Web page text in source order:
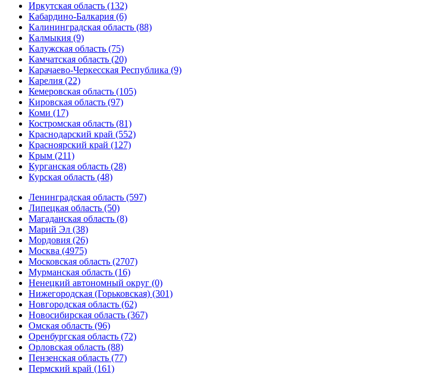
Иркутская область (132)
Кабардино-Балкария (6)
Калининградская область (88)
Калмыкия (9)
Калужская область (75)
Камчатская область (20)
Карачаево-Черкесская Республика (9)
Карелия (22)
Кемеровская область (105)
Кировская область (97)
Коми (17)
Костромская область (81)
Краснодарский край (552)
Красноярский край (127)
Крым (211)
Курганская область (28)
Курская область (48)
Ленинградская область (597)
Липецкая область (50)
Магаданская область (8)
Марий Эл (38)
Мордовия (26)
Москва (4975)
Московская область (2707)
Мурманская область (16)
Ненецкий автономный округ (0)
Нижегородская (Горьковская) (301)
Новгородская область (62)
Новосибирская область (367)
Омская область (96)
Оренбургская область (72)
Орловская область (88)
Пензенская область (77)
Пермский край (161)